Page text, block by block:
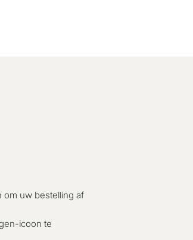
om uw bestelling af
icoon te